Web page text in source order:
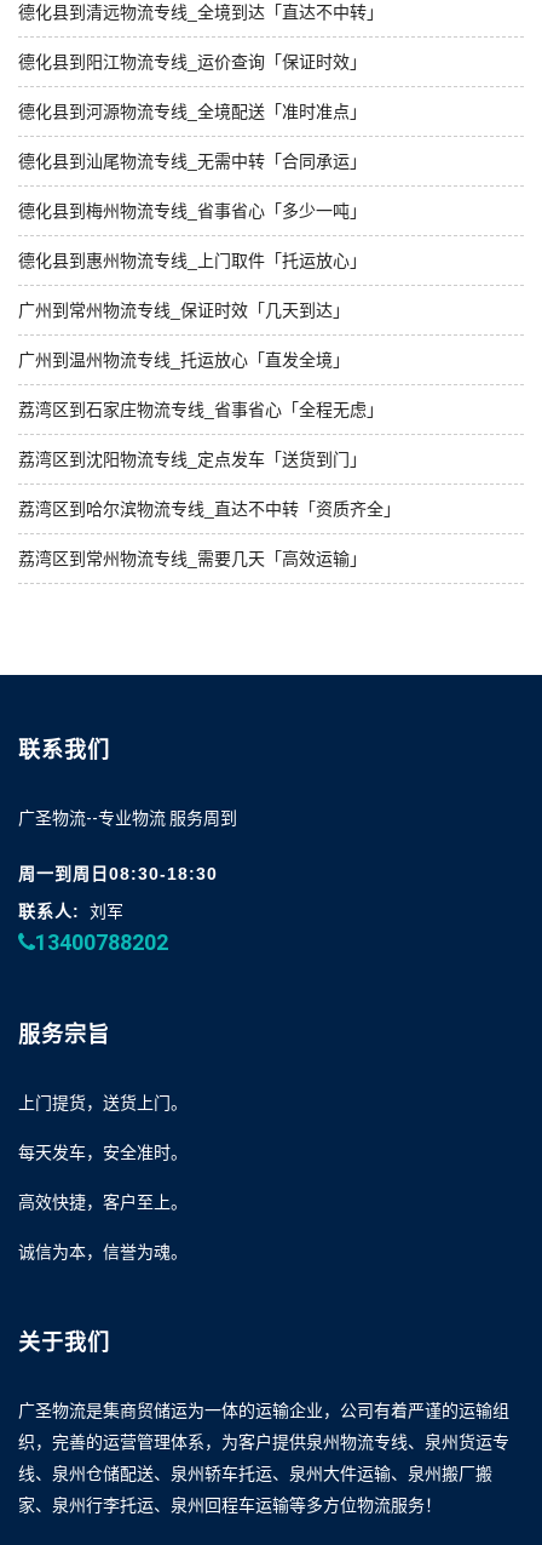
德化县到清远物流专线_全境到达「直达不中转」
德化县到阳江物流专线_运价查询「保证时效」
德化县到河源物流专线_全境配送「准时准点」
德化县到汕尾物流专线_无需中转「合同承运」
德化县到梅州物流专线_省事省心「多少一吨」
德化县到惠州物流专线_上门取件「托运放心」
广州到常州物流专线_保证时效「几天到达」
广州到温州物流专线_托运放心「直发全境」
荔湾区到石家庄物流专线_省事省心「全程无虑」
荔湾区到沈阳物流专线_定点发车「送货到门」
荔湾区到哈尔滨物流专线_直达不中转「资质齐全」
荔湾区到常州物流专线_需要几天「高效运输」
联系我们
广圣物流--专业物流 服务周到
周一到周日08:30-18:30
联系人:
刘军
13400788202
服务宗旨
上门提货，送货上门。
每天发车，安全准时。
高效快捷，客户至上。
诚信为本，信誉为魂。
关于我们
广圣物流是集商贸储运为一体的运输企业，公司有着严谨的运输组
织，完善的运营管理体系，为客户提供泉州物流专线、泉州货运专
线、泉州仓储配送、泉州轿车托运、泉州大件运输、泉州搬厂搬
家、泉州行李托运、泉州回程车运输等多方位物流服务！